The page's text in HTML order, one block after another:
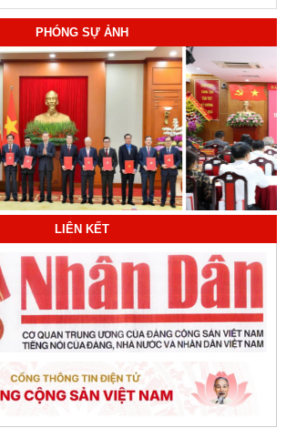
Việt Nam ở Hoàng Sa, Trường Sa
1975: Thực trạng khai thác và quản lý.
tướng, PGS.TS. Trần Quốc Tỏ (Chủ
phố Hồ Chí Minh: Dấu ấn lịch sử qua
(Song ngữ Việt - Anh). Tác giả: Tập
Minh trên biển - Bản hùng ca bất diệt
Nam. Tác giả: TS. Vũ Trọng Hùng
một con đường: Hành trình dài của
năm 2049 (Sách tham khảo).
Glantz, Robert J. Ross và Gavin G.
tác giả).
PHÓNG SỰ ẢNH
LIÊN KẾT